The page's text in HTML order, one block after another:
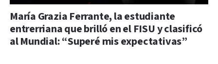
María Grazia Ferrante, la estudiante
entrerriana que brilló en el FISU y clasificó
al Mundial: “Superé mis expectativas”